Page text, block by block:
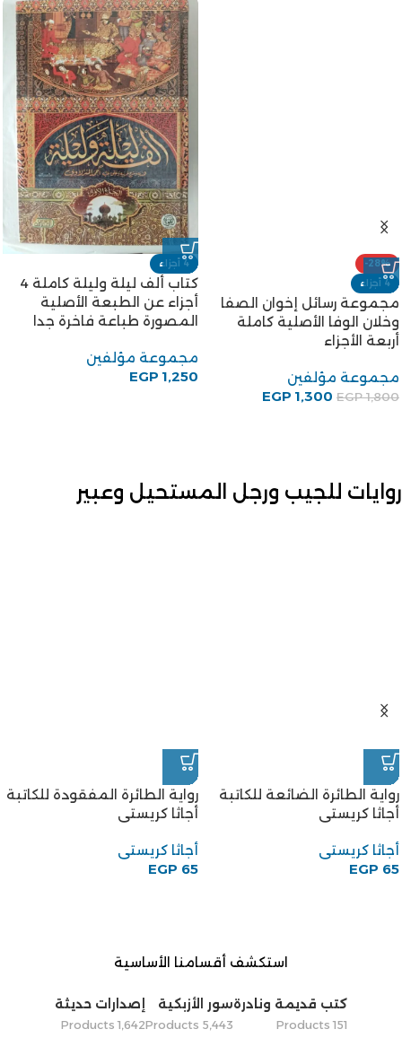
-28%
4 أجزاء
مجموعة رسائل إخوان الصفا
وخلان الوفا الأصلية كاملة
أربعة الأجزاء
مجموعة مؤلفين
EGP1,800
EGP 1,300
4 أجزاء
كتاب ألف ليلة وليلة كاملة 4
أجزاء عن الطبعة الأصلية
المصورة طباعة فاخرة جدا
مجموعة مؤلفين
EGP 1,250
روايات للجيب ورجل المستحيل وعبير
رواية الطائرة الضائعة للكاتبة
أجاثا كريستى
أجاثا كريستى
EGP 65
رواية الطائرة المفقودة للكاتبة
أجاثا كريستى
أجاثا كريستى
EGP 65
استكشف أقسامنا الأساسية
كتب قديمة ونادرة
151 Products
سور الأزبكية
5٬443 Products
إصدارات حديثة
1٬642 Products